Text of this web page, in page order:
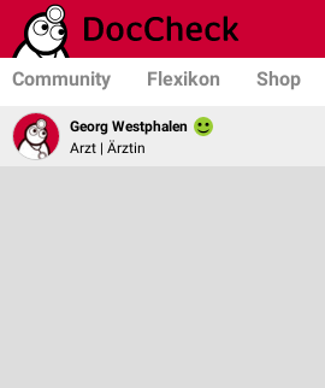
Community Flexikon Shop
Georg Westphalen
Arzt | Ärztin